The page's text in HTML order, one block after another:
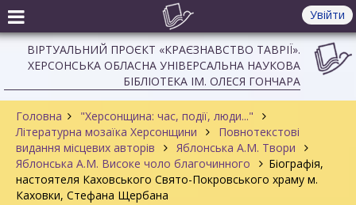
Увійти
ВІРТУАЛЬНИЙ ПРОЄКТ «КРАЄЗНАВСТВО ТАВРІЇ».
ХЕРСОНСЬКА ОБЛАСНА УНІВЕРСАЛЬНА НАУКОВА
БІБЛІОТЕКА ІМ. ОЛЕСЯ ГОНЧАРА
Головна
"Херсонщина: час, події, люди..."
Літературна мозаїка Херсонщини
Повнотекстові
видання місцевих авторів
Яблонська А.М. Твори
Яблонська А.М. Високе чоло благочинного
Біографія,
настоятеля Каховського Свято-Покровського храму м.
Каховки, Стефана Щербана